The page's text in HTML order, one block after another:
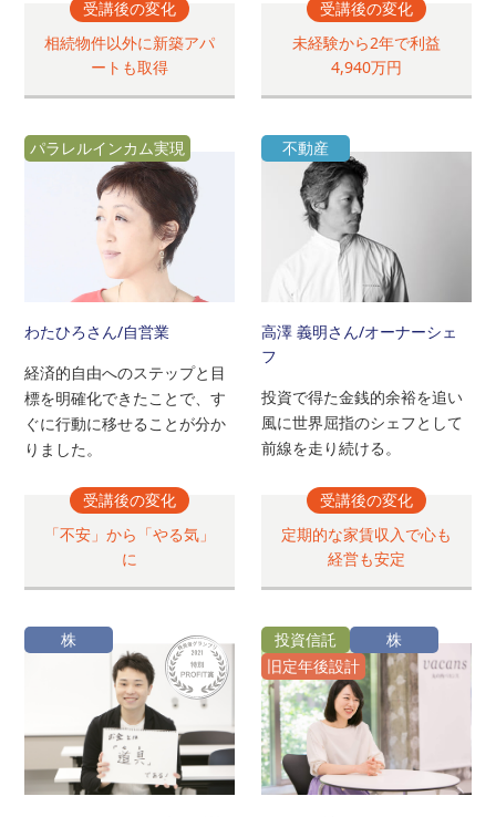
受講後の変化
相続物件以外に新築アパ
ートも取得
受講後の変化
未経験から2年で利益
4,940万円
パラレルインカム実現
わたひろさん/自営業
経済的自由へのステップと目
標を明確化できたことで、す
ぐに行動に移せることが分か
りました。
受講後の変化
「不安」から「やる気」
に
不動産
高澤 義明さん/オーナーシェ
フ
投資で得た金銭的余裕を追い
風に世界屈指のシェフとして
前線を走り続ける。
受講後の変化
定期的な家賃収入で心も
経営も安定
株 投資信託
株
旧定年後設計